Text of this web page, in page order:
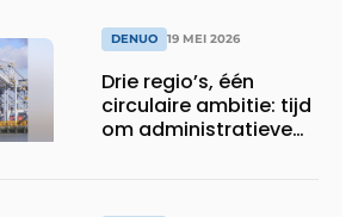
plasticafvalexport
DENUO 19 MEI 2026
Drie regio’s, één
circulaire ambitie: tijd
om administratieve